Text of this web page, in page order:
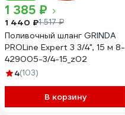
1 385 ₽
1 440 ₽1 517 ₽
Поливочный шланг GRINDA
PROLine Expert 3 3/4", 15 м 8-
429005-3/4-15_z02
4(103)
В корзину